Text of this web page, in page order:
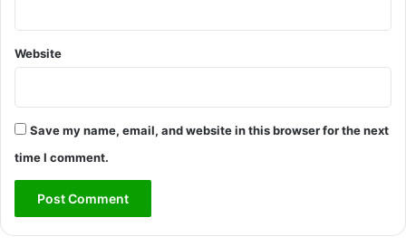
Website
Save my name, email, and website in this browser for the next
time I comment.